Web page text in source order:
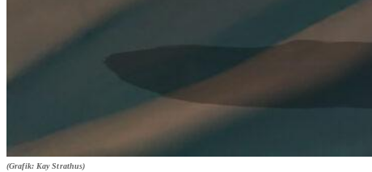
(Grafik: Kay Strathus)